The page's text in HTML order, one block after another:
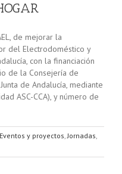
de mejorar la
del Electrodoméstico y
con la financiación
de la Consejería de
de Andalucía, mediante
ASC-CCA), y número de
Eventos y proyectos,Jornadas,